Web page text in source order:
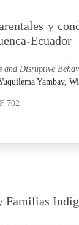
y
Ecuador
and Disruptive
Yambay,
702
Familias